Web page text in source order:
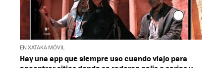
EN XATAKA MÓVIL
Hay una app que siempre uso cuando viajo para